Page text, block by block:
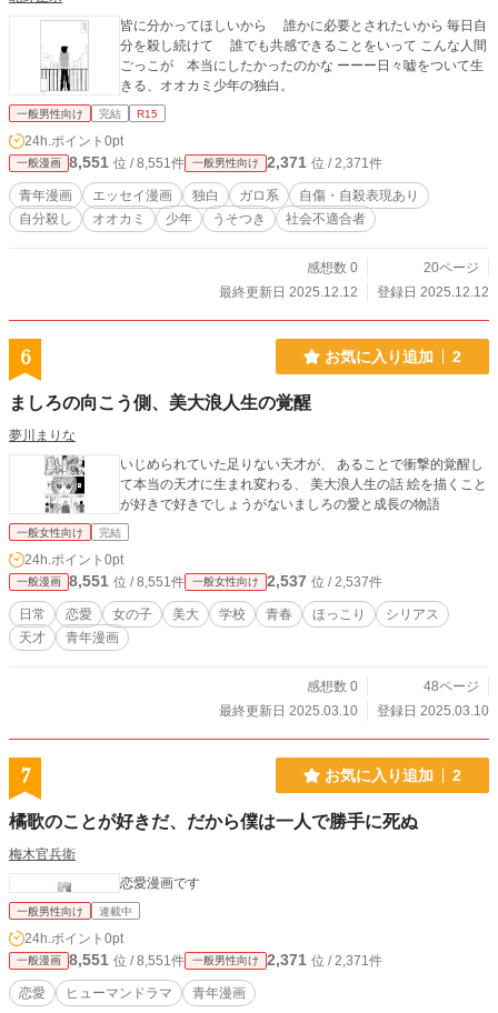
皆に分かってほしいから 誰かに必要とされたいから 毎日自
分を殺し続けて 誰でも共感できることをいって こんな人間
ごっこが 本当にしたかったのかな ーーー日々嘘をついて生
きる、オオカミ少年の独白。
一般男性向け 完結 R15
24h.ポイント 0pt
一般漫画 8,551 位 / 8,551件 一般男性向け 2,371 位 / 2,371件
青年漫画 エッセイ漫画 独白 ガロ系
自傷・自殺表現あり
自分殺し
オオカミ 少年 うそつき 社会不適合者
感想数 0
20ページ
最終更新日 2025.12.12
登録日 2025.12.12
6 お気に入り追加 2
ましろの向こう側、美大浪人生の覚醒
夢川まりな
いじめられていた足りない天才が、 あることで衝撃的覚醒し
て本当の天才に生まれ変わる、 美大浪人生の話 絵を描くこと
が好きで好きでしょうがないましろの愛と成長の物語
一般女性向け 完結
24h.ポイント 0pt
一般漫画 8,551 位 / 8,551件 一般女性向け 2,537 位 / 2,537件
日常 恋愛 女の子 美大 学校 青春 ほっこり
シリアス
天才
青年漫画
感想数 0
48ページ
最終更新日 2025.03.10
登録日 2025.03.10
7 お気に入り追加 2
橘歌のことが好きだ、だから僕は一人で勝手に死ぬ
梅木官兵衛
恋愛漫画です
一般男性向け 連載中
24h.ポイント 0pt
一般漫画 8,551 位 / 8,551件 一般男性向け 2,371 位 / 2,371件
恋愛 ヒューマンドラマ 青年漫画